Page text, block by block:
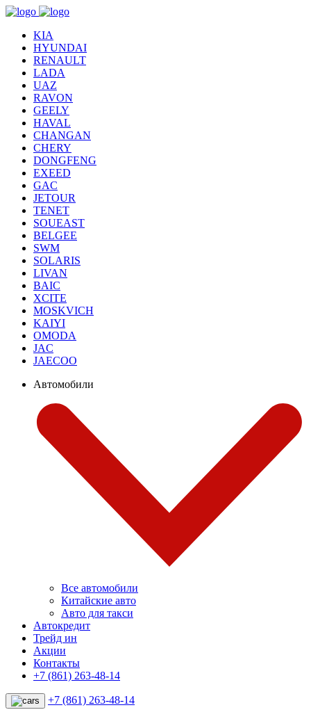
KIA
HYUNDAI
RENAULT
LADA
UAZ
RAVON
GEELY
HAVAL
CHANGAN
CHERY
DONGFENG
EXEED
GAC
JETOUR
TENET
SOUEAST
BELGEE
SWM
SOLARIS
LIVAN
BAIC
XCITE
MOSKVICH
KAIYI
OMODA
JAC
JAECOO
Автомобили
Все автомобили
Китайские авто
Авто для такси
Автокредит
Трейд ин
Акции
Контакты
+7 (861) 263-48-14
+7 (861) 263-48-14